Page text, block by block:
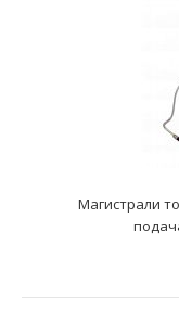
Магистрали
модификаций
Магистрали